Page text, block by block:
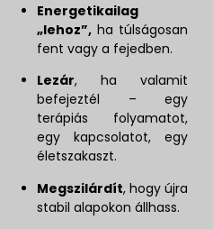
Energetikailag
„lehoz”, ha túlságosan
fent vagy a fejedben.
Lezár, ha valamit
befejeztél – egy
terápiás folyamatot,
egy kapcsolatot, egy
életszakaszt.
Megszilárdít, hogy újra
stabil alapokon állhass.